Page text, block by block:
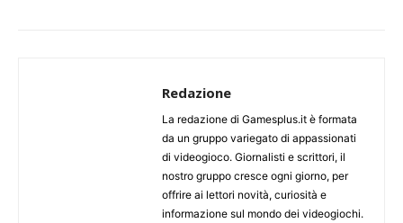
Redazione
La redazione di Gamesplus.it è formata
da un gruppo variegato di appassionati
di videogioco. Giornalisti e scrittori, il
nostro gruppo cresce ogni giorno, per
offrire ai lettori novità, curiosità e
informazione sul mondo dei videogiochi.